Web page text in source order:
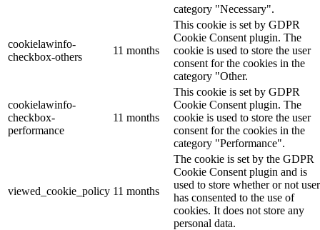
category "Necessary".
cookielawinfo-
checkbox-others
11 months
This cookie is set by GDPR
Cookie Consent plugin. The
cookie is used to store the user
consent for the cookies in the
category "Other.
cookielawinfo-
checkbox-
performance
11 months
This cookie is set by GDPR
Cookie Consent plugin. The
cookie is used to store the user
consent for the cookies in the
category "Performance".
viewed_cookie_policy 11 months
The cookie is set by the GDPR
Cookie Consent plugin and is
used to store whether or not user
has consented to the use of
cookies. It does not store any
personal data.